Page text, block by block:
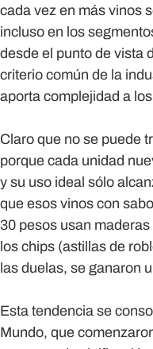
cada vez en más vinos
incluso en los
desde el punto de vista
criterio común de la
aporta complejidad a
Claro que no se puede
porque cada unidad
y su uso ideal sólo
que esos vinos con
30 pesos usan
los chips (astillas de
las duelas, se ganaron
Esta tendencia se
Mundo, que